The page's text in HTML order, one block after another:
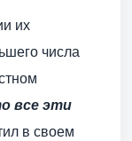
их
числа
все эти
в своем